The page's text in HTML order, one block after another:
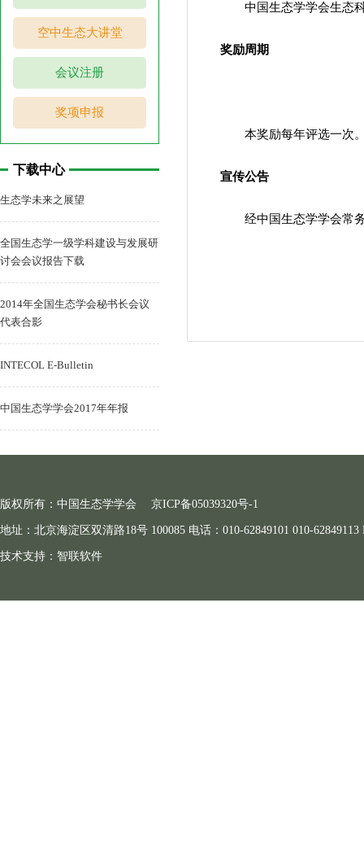
空中生态大讲堂
会议注册
奖项申报
下载中心
生态学未来之展望
全国生态学一级学科建设与发展研
讨会会议报告下载
2014年全国生态学会秘书长会议
代表合影
INTECOL E-Bulletin
中国生态学学会2017年年报
中国生态学学会生态
奖励周期
本奖励每年评选一次
宣传公告
经中国生态学学会常
版权所有：中国生态学学会 京ICP备05039320号-1
地址：北京海淀区双清路18号 100085 电话：010-62849101 010-62849113
技术支持： 智联软件